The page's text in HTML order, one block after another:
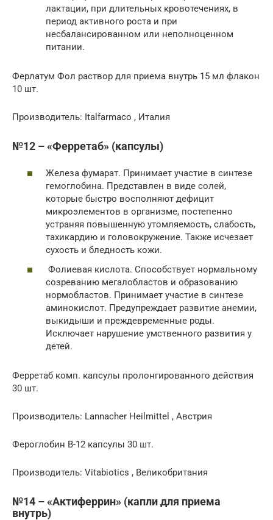
лактации, при длительных кровотечениях, в
период активного роста и при
несбалансированном или неполноценном
питании.
Ферлатум Фол раствор для приема внутрь 15 мл флакон
10 шт.
Производитель: Italfarmaco , Италия
№12 – «Ферретаб» (капсулы)
Железа фумарат. Принимает участие в синтезе
гемоглобина. Представлен в виде солей,
которые быстро восполняют дефицит
микроэлементов в организме, постепенно
устраняя повышенную утомляемость, слабость,
тахикардию и головокружение. Также исчезает
сухость и бледность кожи.
Фолиевая кислота. Способствует нормальному
созреванию мегалобластов и образованию
нормобластов. Принимает участие в синтезе
аминокислот. Предупреждает развитие анемии,
выкидыши и преждевременные роды.
Исключает нарушение умственного развития у
детей.
Ферретаб комп. капсулы пролонгированного действия
30 шт.
Производитель: Lannacher Heilmittel , Австрия
Фероглобин В-12 капсулы 30 шт.
Производитель: Vitabiotics , Великобритания
№14 – «Актиферрин» (капли для приема
внутрь)